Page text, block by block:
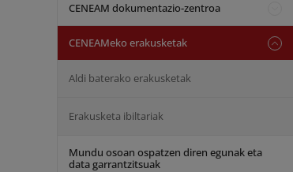
CENEAM dokumentazio-zentroa
CENEAMeko erakusketak
Aldi baterako erakusketak
Erakusketa ibiltariak
Mundu osoan ospatzen diren egunak eta
data garrantzitsuak